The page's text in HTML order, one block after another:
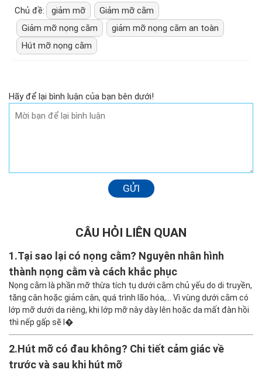
Chủ đề: giảm mỡ
Giảm mỡ cằm
Giảm mỡ nọng cằm
giảm mỡ nọng cằm an toàn
Hút mỡ nọng cằm
Hãy để lại bình luận của bạn bên dưới!
GỬI
CÂU HỎI LIÊN QUAN
1.Tại sao lại có nọng cằm? Nguyên nhân hình
thành nọng cằm và cách khắc phục
Nọng cằm là phần mỡ thừa tích tụ dưới cằm chủ yếu do di truyền,
tăng cân hoặc giảm cân, quá trình lão hóa,… Vì vùng dưới cằm có
lớp mỡ dưới da riêng, khi lớp mỡ này dày lên hoặc da mất đàn hồi
thì nếp gấp sẽ l�
2.Hút mỡ có đau không? Chi tiết cảm giác về
trước và sau khi hút mỡ